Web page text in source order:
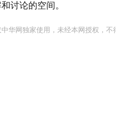
讨论的空间。
中华网独家使用，未经本网授权，不